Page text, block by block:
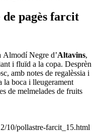
pagès farcit
Almodí Negre d’Altavins,
i fluïd a la copa. Desprèn
amb notes de regalèssia i
la boca i lleugerament
de melmelades de fruits
10/pollastre-farcit_15.html